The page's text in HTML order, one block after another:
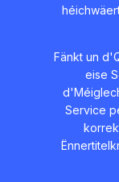
Fänkt un
eise
Service